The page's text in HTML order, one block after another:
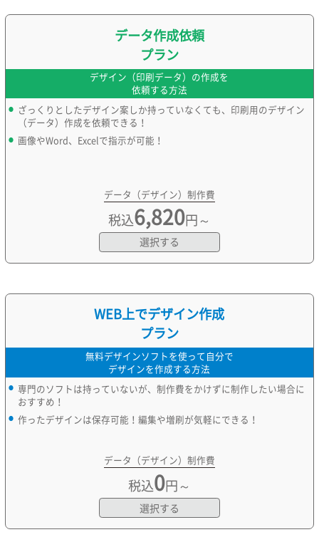
データ作成依頼
プラン
デザイン（印刷データ）の作成を
依頼する方法
ざっくりとしたデザイン案しか持っていなくても、印刷用のデザイン
（データ）作成を依頼できる！
画像やWord、Excelで指示が可能！
データ（デザイン）制作費
税込6,820円～
選択する
WEB上でデザイン作成
プラン
無料デザインソフトを使って自分で
デザインを作成する方法
専門のソフトは持っていないが、制作費をかけずに制作したい場合に
おすすめ！
作ったデザインは保存可能！編集や増刷が気軽にできる！
データ（デザイン）制作費
税込0円～
選択する